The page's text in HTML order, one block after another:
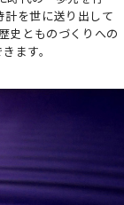
を世に送り出して
史とものづくりへの
ます。